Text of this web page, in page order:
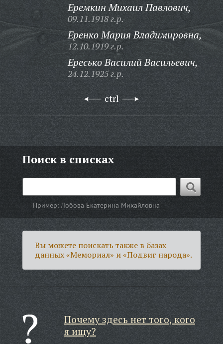
Еремкин Михаил Павлович,
09.11.1918 г.р.
Еренко Мария Владимировна,
12.10.1919 г.р.
Ересько Василий Васильевич,
24.12.1925 г.р.
ctrl
Поиск в списках
Пример:Лобова Екатерина Михайловна
Вы можете поискать также в базах
данных «Мемориал» и «Подвиг народа».
Почему здесь нет того, кого
я ищу?